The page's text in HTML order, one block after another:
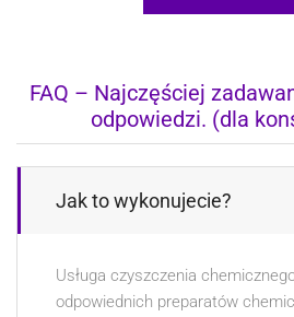
FAQ – Najczęściej
odpowiedzi. (dla
Jak to wykonujecie?
Usługa czyszczenia
odpowiednich preparatów